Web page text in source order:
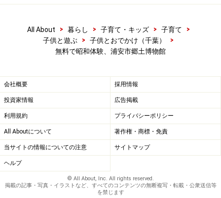
All About > 暮らし > 子育て・キッズ > 子育て
>
子供と遊ぶ
> 子供とおでかけ（千葉）
>
無料で昭和体験、浦安市郷土博物館
会社概要 採用情報
投資家情報 広告掲載
利用規約 プライバシーポリシー
All Aboutについて 著作権・商標・免責
当サイトの情報についての注意 サイトマップ
ヘルプ
© All About, Inc. All rights reserved.
掲載の記事・写真・イラストなど、すべてのコンテンツの無断複写・転載・公衆送信等
を禁じます